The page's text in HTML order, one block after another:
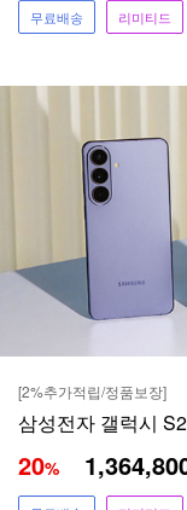
무료배송 리미티드
[2%추가적립/정품보장]
삼성전자 갤럭시
20%